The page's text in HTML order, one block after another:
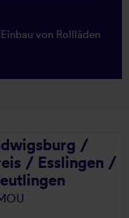
von Rollläden
/
/ Esslingen /